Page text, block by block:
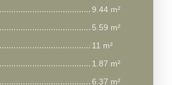
9.44 m²
5.59 m²
11 m²
1.87 m²
6.37 m²